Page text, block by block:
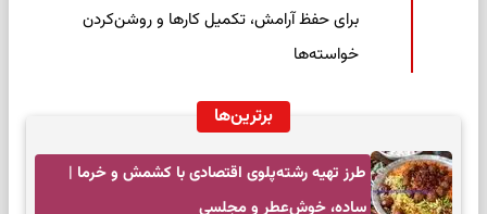
برای حفظ آرامش، تکمیل کارها و روشن‌کردن
خواسته‌ها
برترین‌ها
طرز تهیه رشته‌پلوی اقتصادی با کشمش و خرما |
ساده، خوش‌عطر و مجلسی